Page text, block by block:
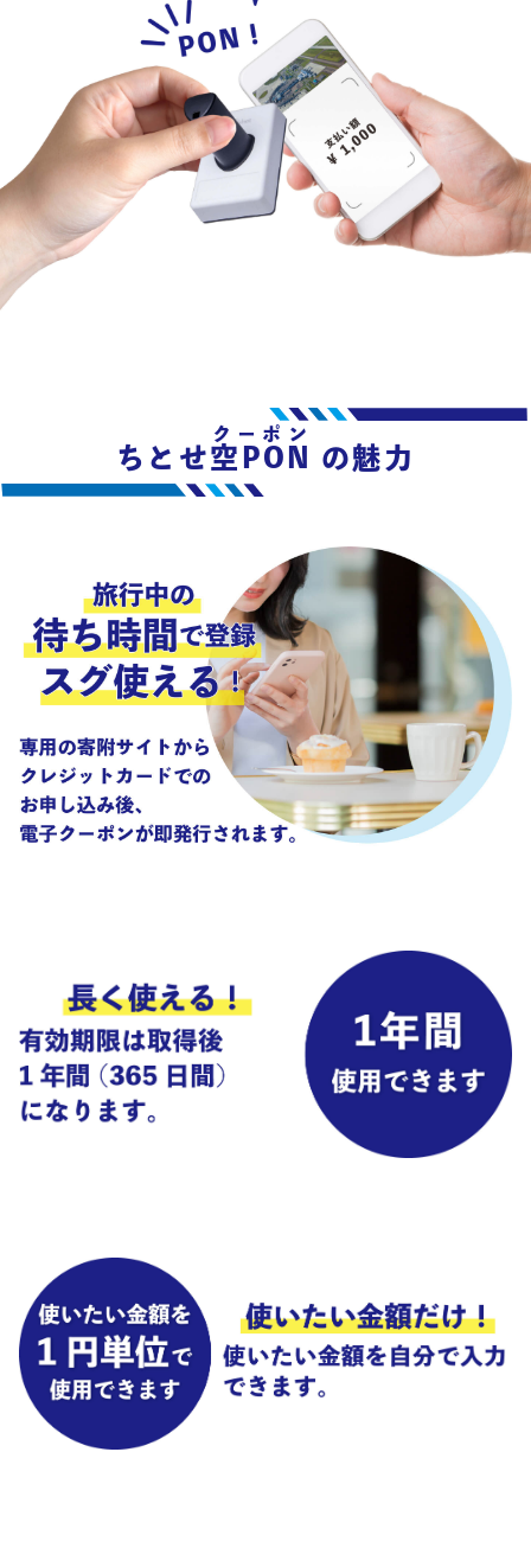
ちとせ空PON
クーポン
の魅力